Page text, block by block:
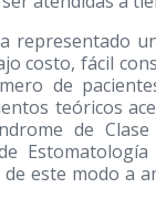
representado
costo, fácil
de
teóricos
de
este modo a